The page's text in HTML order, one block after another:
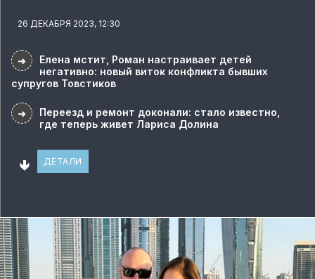
26 ДЕКАБРЯ 2023, 12:30
➜
Елена мстит, Роман настраивает детей
негативно: новый виток конфликта бывших
супругов Товстиков
➜
Переезд и ремонт доконали: стало известно,
где теперь живет Лариса Долина
🢃 ДЕТАЛИ